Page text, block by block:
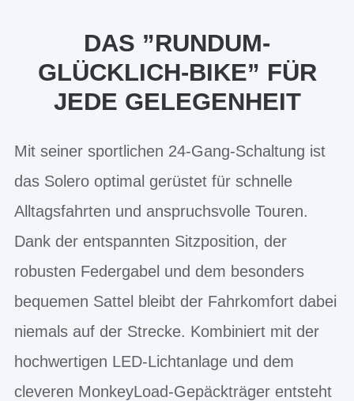
DAS ”RUNDUM-
GLÜCKLICH-BIKE” FÜR
JEDE GELEGENHEIT
Mit seiner sportlichen 24-Gang-Schaltung ist
das Solero optimal gerüstet für schnelle
Alltagsfahrten und anspruchsvolle Touren.
Dank der entspannten Sitzposition, der
robusten Federgabel und dem besonders
bequemen Sattel bleibt der Fahrkomfort dabei
niemals auf der Strecke. Kombiniert mit der
hochwertigen LED-Lichtanlage und dem
cleveren MonkeyLoad-Gepäckträger entsteht